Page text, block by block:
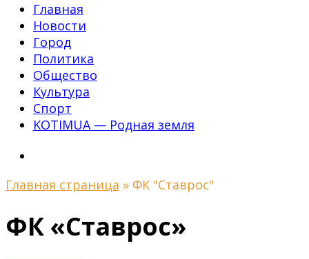
Главная
Новости
Город
Политика
Общество
Культура
Спорт
KOTIMUA — Родная земля
Главная страница » ФК "Ставрос"
ФК «Ставрос»